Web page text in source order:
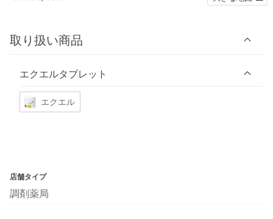
取り扱い商品
エクエルタブレット
エクエル
店舗タイプ
調剤薬局